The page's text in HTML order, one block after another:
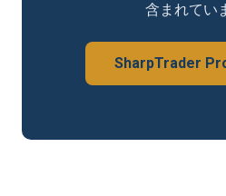
含まれてい
SharpTrader